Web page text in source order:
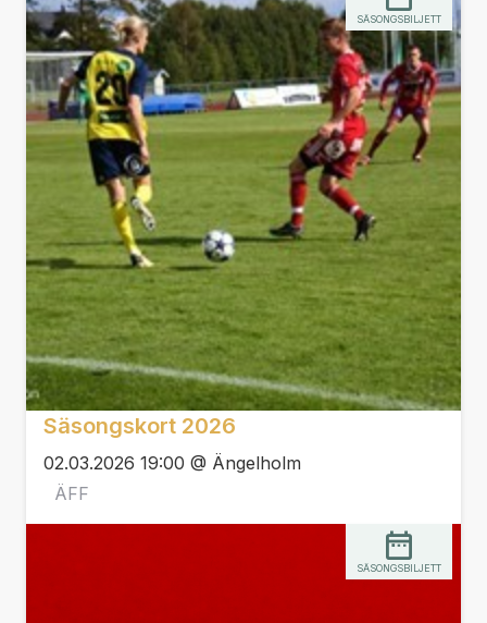
Säsongskort 2026
02.03.2026 19:00 @ Ängelholm
ÄFF
SÄSONGSBILJETT
SÄSONGSBILJETT